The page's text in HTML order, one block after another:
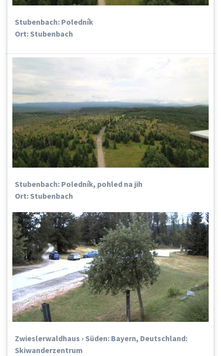
Stubenbach: Poledník
Ort: Stubenbach
Stubenbach: Poledník, pohled na jih
Ort: Stubenbach
Zwieslerwaldhaus › Süden: Bayern, Deutschland:
Skiwanderzentrum